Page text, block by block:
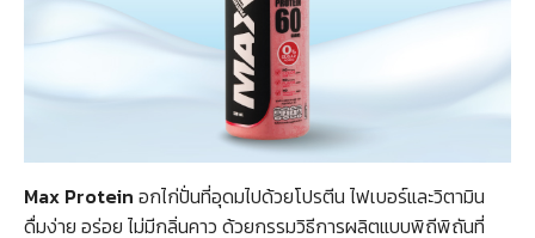
Max Protein อกไก่ปั่นที่อุดมไปด้วยโปรตีน ไฟเบอร์และวิตามิน
ดื่มง่าย อร่อย ไม่มีกลิ่นคาว ด้วยกรรมวิธีการผลิตแบบพิถีพิถันที่